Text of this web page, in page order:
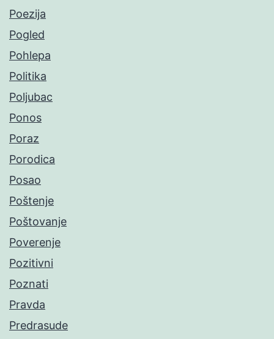
Poezija
Pogled
Pohlepa
Politika
Poljubac
Ponos
Poraz
Porodica
Posao
Poštenje
Poštovanje
Poverenje
Pozitivni
Poznati
Pravda
Predrasude